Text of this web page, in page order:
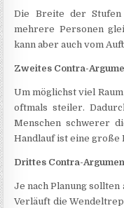
Die Breite der
mehrere Personen
kann aber auch vom
Zweites Contra-
Um möglichst viel
oftmals steiler.
Menschen schwerer
Handlauf ist eine große
Drittes Contra-
Je nach Planung
Verläuft die